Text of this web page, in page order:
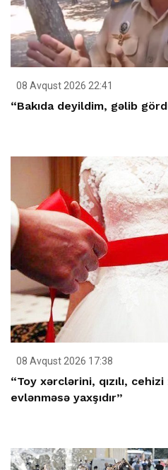
08 Avqust 2026 22:41
“Bakıda deyildim, gəlib
08 Avqust 2026 17:38
“Toy xərclərini, qızılı,
evlənməsə yaxşıdır”